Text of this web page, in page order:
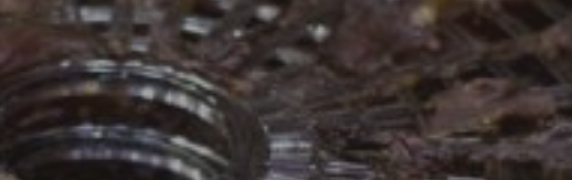
11. JANUAR 2015 3 KOMMENTARE TEILEN LIKE THIS